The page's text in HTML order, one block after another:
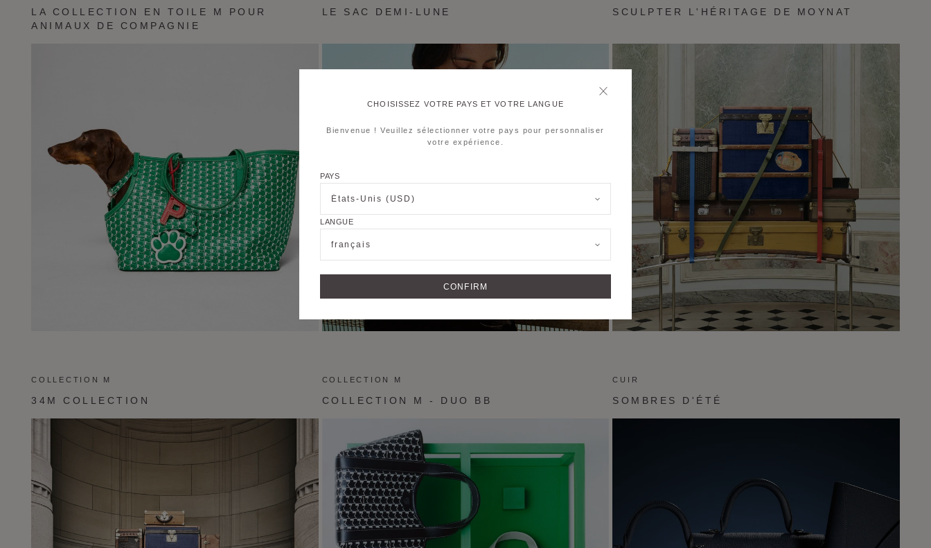
LA COLLECTION EN TOILE M POUR
ANIMAUX DE COMPAGNIE
LE SAC DEMI-LUNE SCULPTER L'HÉRITAGE DE MOYNAT
COLLECTION M
34M COLLECTION
COLLECTION M
COLLECTION M - DUO BB
CUIR
SOMBRES D'ÉTÉ
CHOISISSEZ VOTRE PAYS ET VOTRE LANGUE
Bienvenue ! Veuillez sélectionner votre pays pour personnaliser
votre expérience.
PAYS
États-Unis (USD)
LANGUE
français
CONFIRM